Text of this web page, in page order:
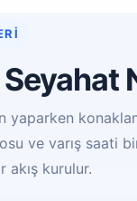
yaparken
ve varış saati
akış kurulur.